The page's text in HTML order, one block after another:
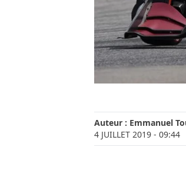
Auteur : Emmanuel
4 JUILLET 2019 - 09:44